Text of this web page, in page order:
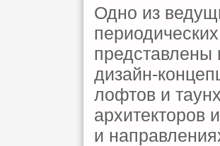
Одно из
представлены
дизайн-
лофтов и
архитекторов
и